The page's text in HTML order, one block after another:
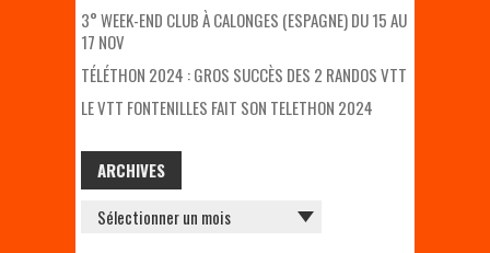
3° WEEK-END CLUB À CALONGES (ESPAGNE) DU 15 AU
17 NOV
TÉLÉTHON 2024 : GROS SUCCÈS DES 2 RANDOS VTT
LE VTT FONTENILLES FAIT SON TELETHON 2024
ARCHIVES
ARCHIVES